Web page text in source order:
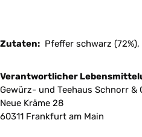
Zutaten: Pfeffer schwarz (72%),
Verantwortlicher
Gewürz- und Teehaus Schnorr &
Neue Kräme 28
60311 Frankfurt am Main